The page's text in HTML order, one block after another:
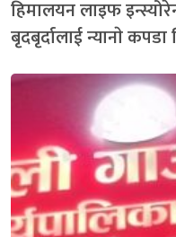
हिमालयन लाइफ
बृदबृर्दालाई न्यानाे